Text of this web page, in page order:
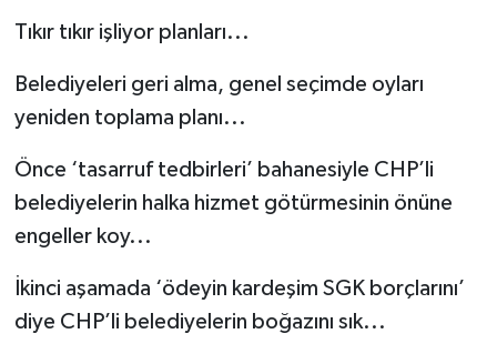
Tıkır tıkır işliyor planları...
Belediyeleri geri alma, genel seçimde oyları
yeniden toplama planı...
Önce ‘tasarruf tedbirleri’ bahanesiyle CHP’li
belediyelerin halka hizmet götürmesinin önüne
engeller koy...
İkinci aşamada ‘ödeyin kardeşim SGK borçlarını’
diye CHP’li belediyelerin boğazını sık...